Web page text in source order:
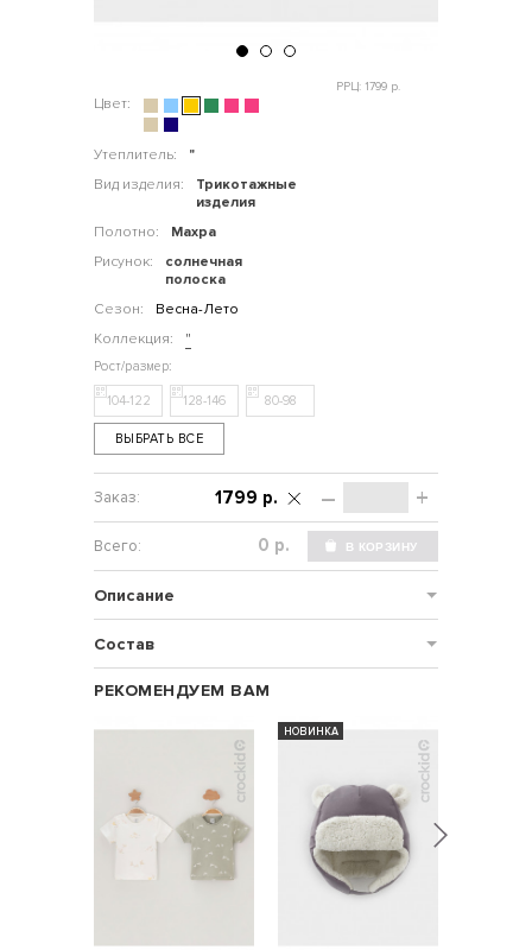
Цвет:
Утеплитель:
"
Вид изделия:
Трикотажные
изделия
Полотно:
Махра
Рисунок:
солнечная
полоска
Сезон:
Весна-Лето
Коллекция:
"
РРЦ: 1799 р.
104-122 128-146 80-98
ВЫБРАТЬ ВСЕ
– +
1799 р.
р.
Описание
Состав
РЕКОМЕНДУЕМ ВАМ
НОВИНКА